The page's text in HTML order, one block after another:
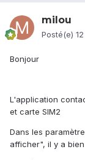
milou
Posté(e)
Bonjour
L'application
et carte SIM2
Dans les
afficher", il y a